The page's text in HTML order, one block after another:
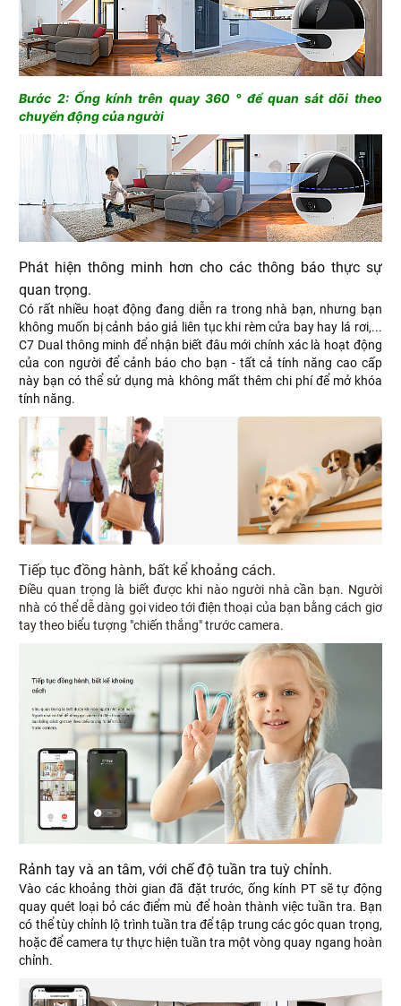
Bước 2: Ống kính trên quay 360 ° để quan sát dõi theo
chuyển động của người
Phát hiện thông minh hơn cho các thông báo thực sự
quan trọng.
Có rất nhiều hoạt động đang diễn ra trong nhà bạn, nhưng bạn
không muốn bị cảnh báo giả liên tục khi rèm cửa bay hay lá rơi,...
C7 Dual thông minh để nhận biết đâu mới chính xác là hoạt động
của con người để cảnh báo cho bạn - tất cả tính năng cao cấp
này bạn có thể sử dụng mà không mất thêm chi phí để mở khóa
tính năng.
Tiếp tục đồng hành, bất kể khoảng cách.
Điều quan trọng là biết được khi nào người nhà cần bạn. Người
nhà có thể dễ dàng gọi video tới điện thoại của bạn bằng cách giơ
tay theo biểu tượng "chiến thắng" trước camera.
Rảnh tay và an tâm, với chế độ tuần tra tuỳ chỉnh.
Vào các khoảng thời gian đã đặt trước, ống kính PT sẽ tự động
quay quét loại bỏ các điểm mù để hoàn thành việc tuần tra. Bạn
có thể tùy chỉnh lộ trình tuần tra để tập trung các góc quan trọng,
hoặc để camera tự thực hiện tuần tra một vòng quay ngang hoàn
chỉnh.